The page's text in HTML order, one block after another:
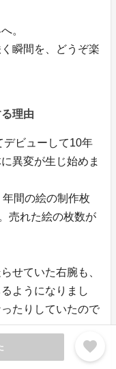
favorite
。
瞬間を、どうぞ楽
理由
デビューして10年
異変が生じ始めま
間の絵の制作枚
売れた絵の枚数が
せていた右腕も、
ようになりまし
たりしていたので